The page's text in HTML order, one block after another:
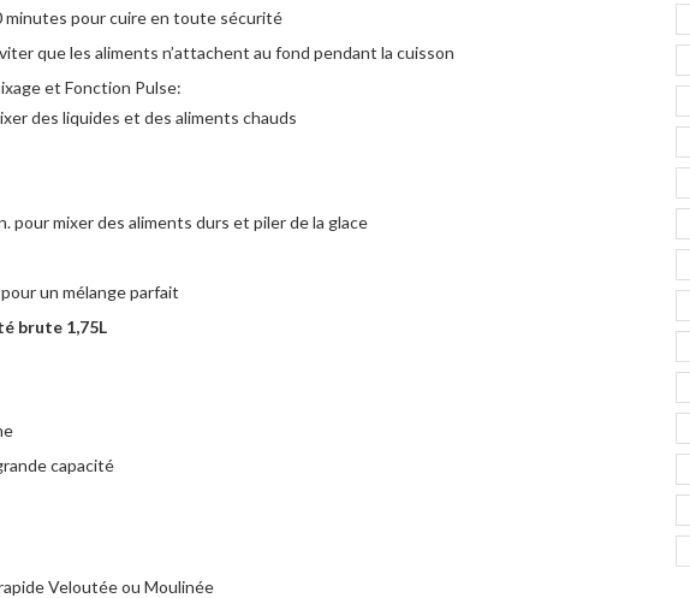
minutes pour cuire en toute sécurité
que les aliments n’attachent au fond pendant la cuisson
et Fonction Pulse:
des liquides et des aliments chauds
pour mixer des aliments durs et piler de la glace
un mélange parfait
brute 1,75L
capacité
Veloutée ou Moulinée